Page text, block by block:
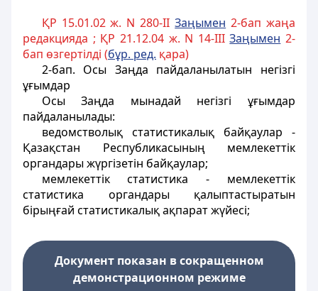
ҚР 15.01.02 ж. N 280-IIЗаңымен 2-бап жаңа
редакцияда ; ҚР 21.12.04 ж. N 14-IIIЗаңымен 2-
бап өзгертілді (бұр. ред. қара)
2-бап. Осы Заңда пайдаланылатын негiзгi
ұғымдар
Осы Заңда мынадай негiзгi ұғымдар
пайдаланылады:
ведомстволық статистикалық байқаулар -
Қазақстан Республикасының мемлекеттiк
органдары жүргiзетiн байқаулар;
мемлекеттiк статистика - мемлекеттiк
статистика органдары қалыптастыратын
бiрыңғай статистикалық ақпарат жүйесi;
Документ показан в сокращенном
демонстрационном режиме